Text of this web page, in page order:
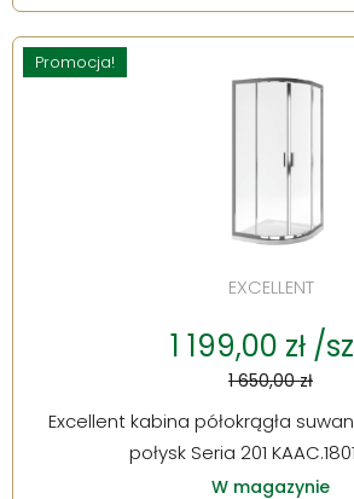
Promocja!
EXCELLENT
1 199,00 zł /
1 650,00 zł
Excellent kabina półokrągła
połysk Seria 201
W magazynie